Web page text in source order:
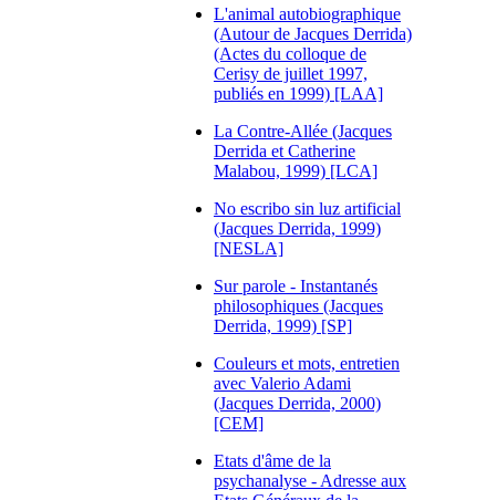
L'animal autobiographique
(Autour de Jacques Derrida)
(Actes du colloque de
Cerisy de juillet 1997,
publiés en 1999) [LAA]
La Contre-Allée (Jacques
Derrida et Catherine
Malabou, 1999) [LCA]
No escribo sin luz artificial
(Jacques Derrida, 1999)
[NESLA]
Sur parole - Instantanés
philosophiques (Jacques
Derrida, 1999) [SP]
Couleurs et mots, entretien
avec Valerio Adami
(Jacques Derrida, 2000)
[CEM]
Etats d'âme de la
psychanalyse - Adresse aux